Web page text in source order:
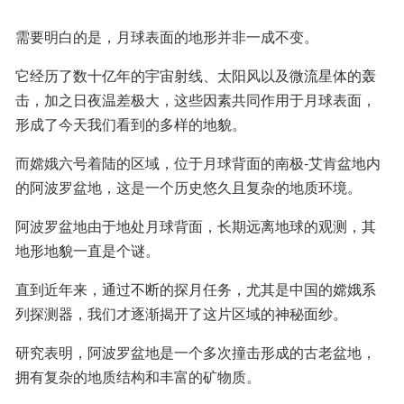
需要明白的是，月球表面的地形并非一成不变。
它经历了数十亿年的宇宙射线、太阳风以及微流星体的轰
击，加之日夜温差极大，这些因素共同作用于月球表面，
形成了今天我们看到的多样的地貌。
而嫦娥六号着陆的区域，位于月球背面的南极-艾肯盆地内
的阿波罗盆地，这是一个历史悠久且复杂的地质环境。
阿波罗盆地由于地处月球背面，长期远离地球的观测，其
地形地貌一直是个谜。
直到近年来，通过不断的探月任务，尤其是中国的嫦娥系
列探测器，我们才逐渐揭开了这片区域的神秘面纱。
研究表明，阿波罗盆地是一个多次撞击形成的古老盆地，
拥有复杂的地质结构和丰富的矿物质。